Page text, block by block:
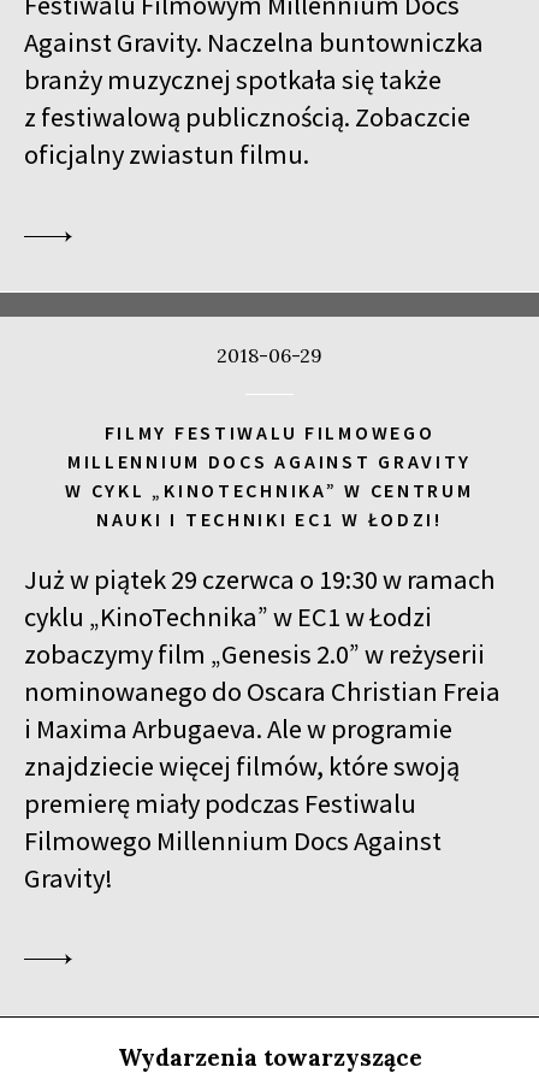
CALL ME TONY
WALC WALDHEIMA
KUP BILET
SPOTKANIE Z PISARZAMI JACKIEM HUGO-BADEREM I PAULINĄ
WILK
Iluzjon, sala Mała Czarna
18:00
Kinoteka, sala 1
KUP BILET
18:00
Kinoteka
18:15
Luna, sala B
ZNIKAJĄCA WYSPA
KUP BILET
18:45
Kinoteka, sala 4
BUDDA, NASTOLATKI I PIŁKA NOŻNA
KUP BILET
18:45
Iluzjon, sala Mała Czarna
ŚNIĄC O MURAKAMIM
KUP BILET
POKOLENIE PIENIĄDZA
19:00
Kinoteka, sala 7
KUP BILET
Against Gravity. Naczelna buntowniczka
branży muzycznej spotkała się także
z festiwalową publicznością. Zobaczcie
oficjalny zwiastun filmu.
2018-06-29
FILMY FESTIWALU FILMOWEGO
MILLENNIUM DOCS AGAINST GRAVITY
W CYKL „KINOTECHNIKA” W CENTRUM
NAUKI I TECHNIKI EC1 W ŁODZI!
Już w piątek 29 czerwca o 19:30 w ramach
cyklu „KinoTechnika” w EC1 w Łodzi
zobaczymy film „Genesis 2.0” w reżyserii
nominowanego do Oscara Christian Freia
i Maxima Arbugaeva. Ale w programie
znajdziecie więcej filmów, które swoją
premierę miały podczas Festiwalu
Filmowego Millennium Docs Against
Gravity!
Wydarzenia towarzyszące